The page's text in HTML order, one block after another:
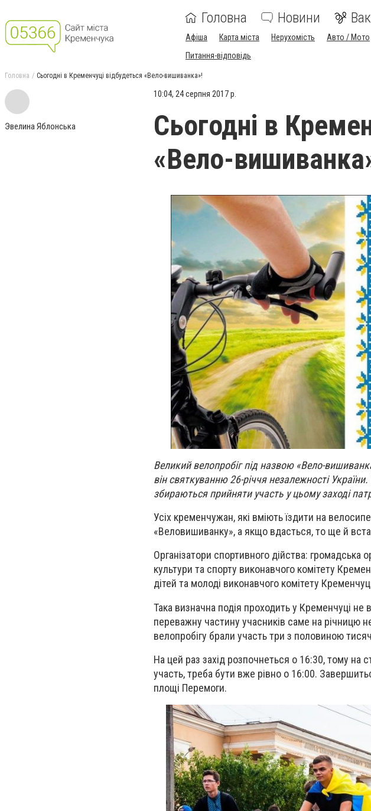
Головна Новини
Афіша Карта міста Нерухомість Авто / Мото
Питання-відповідь
Головна Сьогодні в Кременчуці відбудеться «Вело-вишиванка»!
Эвелина Яблонська
10:04, 24 серпня 2017 р.
Сьогодні в
«Вело-
Великий велопробіг під назвою «Вело-
він святкуванню 26-річчя незалежності
збираються прийняти участь у цьому заході
Усіх кременчужан, які вміють їздити на
«Веловишиванку», а якщо вдасться, то ще й
Організатори спортивного дійства: громадська
культури та спорту виконавчого комітету
дітей та молоді виконавчого комітету
Така визначна подія проходить у Кременчуці
переважну частину учасників саме на річницю
велопробігу брали участь три з половиною
На цей раз захід розпочнеться о 16:30, тому на
участь, треба бути вже рівно о 16:00.
площі Перемоги.